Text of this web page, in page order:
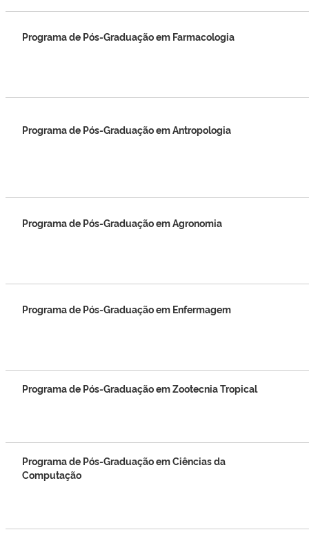
Programa de Pós-Graduação em Farmacologia
Programa de Pós-Graduação em Antropologia
Programa de Pós-Graduação em Agronomia
Programa de Pós-Graduação em Enfermagem
Programa de Pós-Graduação em Zootecnia Tropical
Programa de Pós-Graduação em Ciências da
Computação